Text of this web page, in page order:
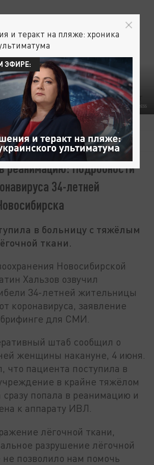
ФОТО: XINHUA/GLOBALLOOKPRESS
реанимацию: Подробности
34-летней
в больницу с тяжёлым
ткани.
Новосибирской
Хальзов озвучил
34-летней жительницы
коронавируса, заявление
для СМИ.
штаб сообщил о
женщины накануне, 4 июня.
что пациента поступила в
в крайне тяжёлом
сразу попала в реанимацию и
к аппарату ИВЛ.
лёгочной ткани,
разрушение лёгочной
не позволило нам помочь
и теракт на пляже: хроника
ЭФИРЕ: